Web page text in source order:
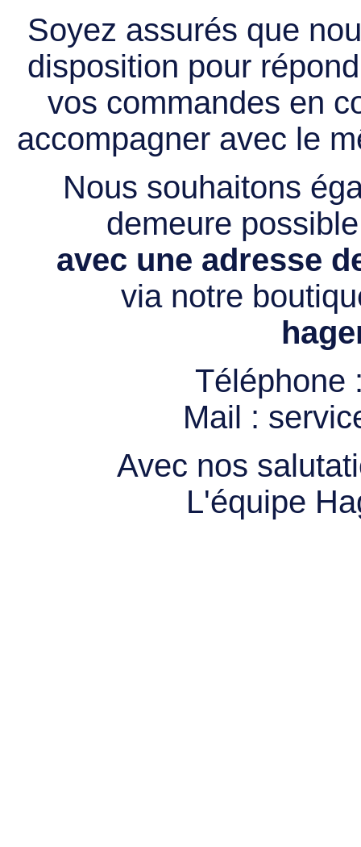
Soyez assurés que
disposition pour
vos commandes en
accompagner avec le
Nous souhaitons
demeure
avec une adresse
via notre
Téléphone
Mail :
Avec nos
L'équipe